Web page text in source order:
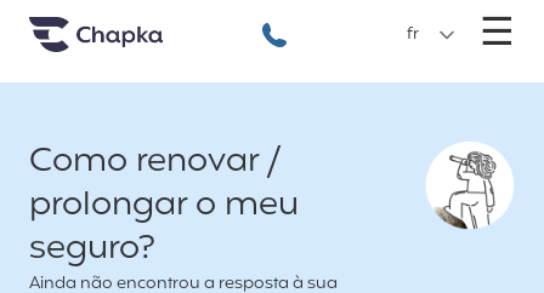
Chapka Seguro Viagem
+351 800 50 01 71
fr ☰
Como renovar /
prolongar o meu
seguro?
Ainda não encontrou a resposta à sua